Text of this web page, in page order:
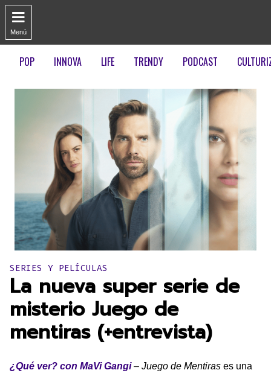

Menú
POP INNOVA LIFE TRENDY PODCAST
Publicado en:
SERIES Y PELÍCULAS
La nueva super serie de
misterio Juego de
mentiras (+entrevista)
¿Qué ver? con MaVi Gangi– Juego de Mentiras es una